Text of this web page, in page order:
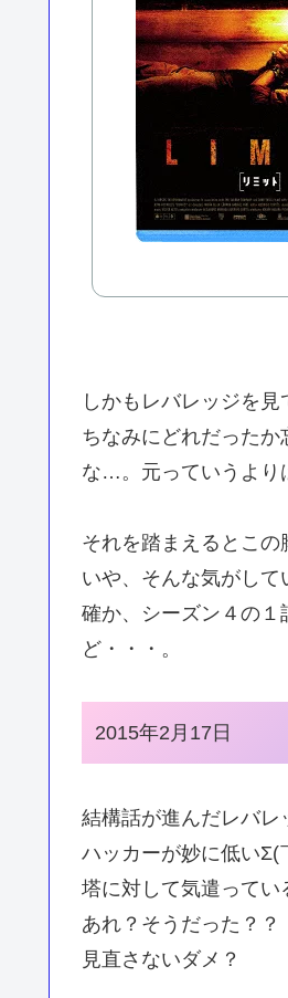
しかもレバレッジを
ちなみにどれだった
な…。元っていうより
それを踏まえるとこ
いや、そんな気がして
確か、シーズン４の
ど・・・。
2015年2月17日
結構話が進んだレバレ
ハッカーが妙に低いΣ(
塔に対して気遣ってい
あれ？そうだった？？
見直さないダメ？